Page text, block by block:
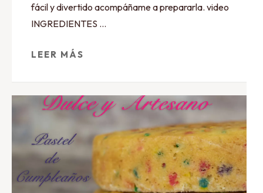
fácil y divertido acompáñame a prepararla. video
INGREDIENTES …
LEER MÁS